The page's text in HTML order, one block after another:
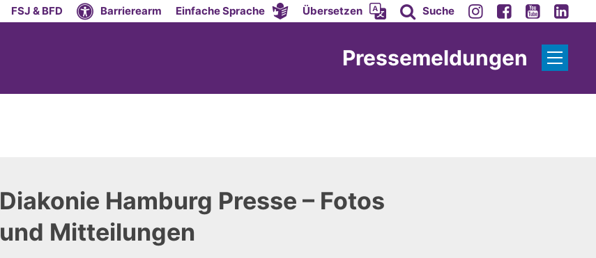
FSJ & BFD Barrierearm Einfache Sprache Übersetzen Suche
Pressemeldungen
Diakonie Hamburg Presse – Fotos
und Mitteilungen